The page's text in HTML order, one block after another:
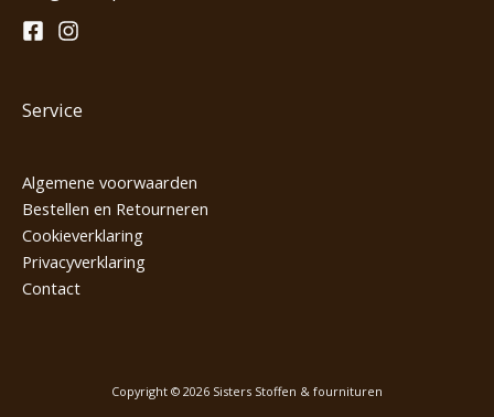
Service
Algemene voorwaarden
Bestellen en Retourneren
Cookieverklaring
Privacyverklaring
Contact
Copyright © 2026 Sisters Stoffen & fournituren